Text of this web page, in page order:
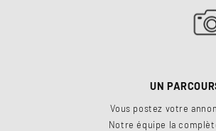
UN
Vous postez votre
Notre équipe la